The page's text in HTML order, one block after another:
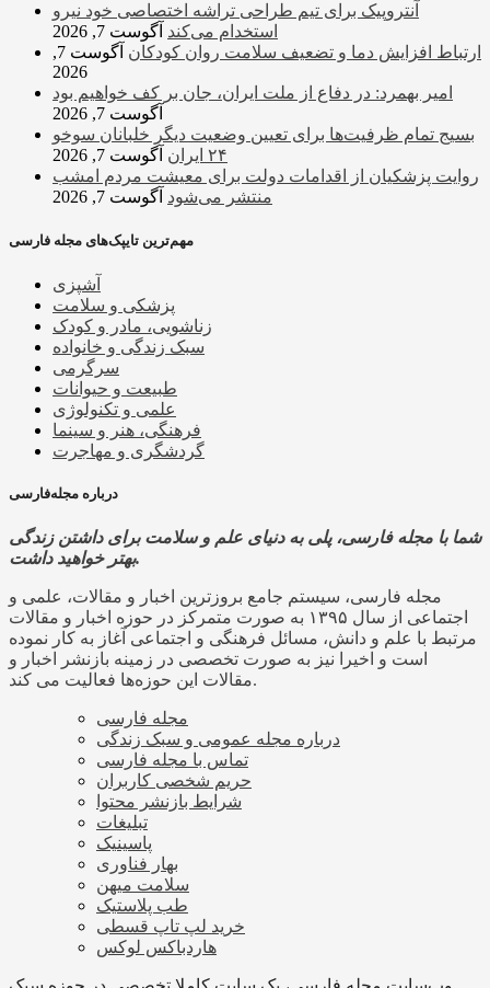
آنتروپیک برای تیم طراحی تراشه اختصاصی خود نیرو
استخدام می‌کند آگوست 7, 2026
ارتباط افزایش دما و تضعیف سلامت روان کودکان
آگوست 7,
2026
امیر بهمرد: در دفاع از ملت ایران، جان بر کف خواهیم بود
آگوست 7, 2026
بسیج تمام ظرفیت‌ها برای تعیین وضعیت دیگر خلبانان سوخو
۲۴ ایران
آگوست 7, 2026
روایت پزشکیان از اقدامات دولت برای معیشت مردم امشب
منتشر می‌شود آگوست 7, 2026
مهم‌ترین تایپک‌های مجله فارسی
آشپزی
پزشکی و سلامت
زناشویی، مادر و کودک
سبک زندگی و خانواده
سرگرمی
طبیعت و حیوانات
علمی و تکنولوژی
فرهنگی، هنر و سینما
گردشگری و مهاجرت
درباره مجله‌فارسی
شما با مجله فارسی، پلی به دنیای علم و سلامت برای داشتن زندگی
بهتر خواهید داشت.
مجله فارسی، سیستم جامع بروزترین اخبار و مقالات، علمی و
اجتماعی از سال ۱۳۹۵ به صورت متمرکز در حوزه اخبار و مقالات
مرتبط با علم و دانش، مسائل فرهنگی و اجتماعی آغاز به کار نموده
است و اخیرا نیز به صورت تخصصی در زمینه بازنشر اخبار و
مقالات این حوزه‌ها فعالیت می کند.
مجله فارسی
درباره مجله عمومی و سبک زندگی
تماس با مجله فارسی
حریم شخصی کاربران
شرایط بازنشر محتوا
تبلیغات
پاسینیک
بهار فناوری
سلامت میهن
طب پلاستیک
خرید لپ تاپ قسطی
هاردباکس لوکس